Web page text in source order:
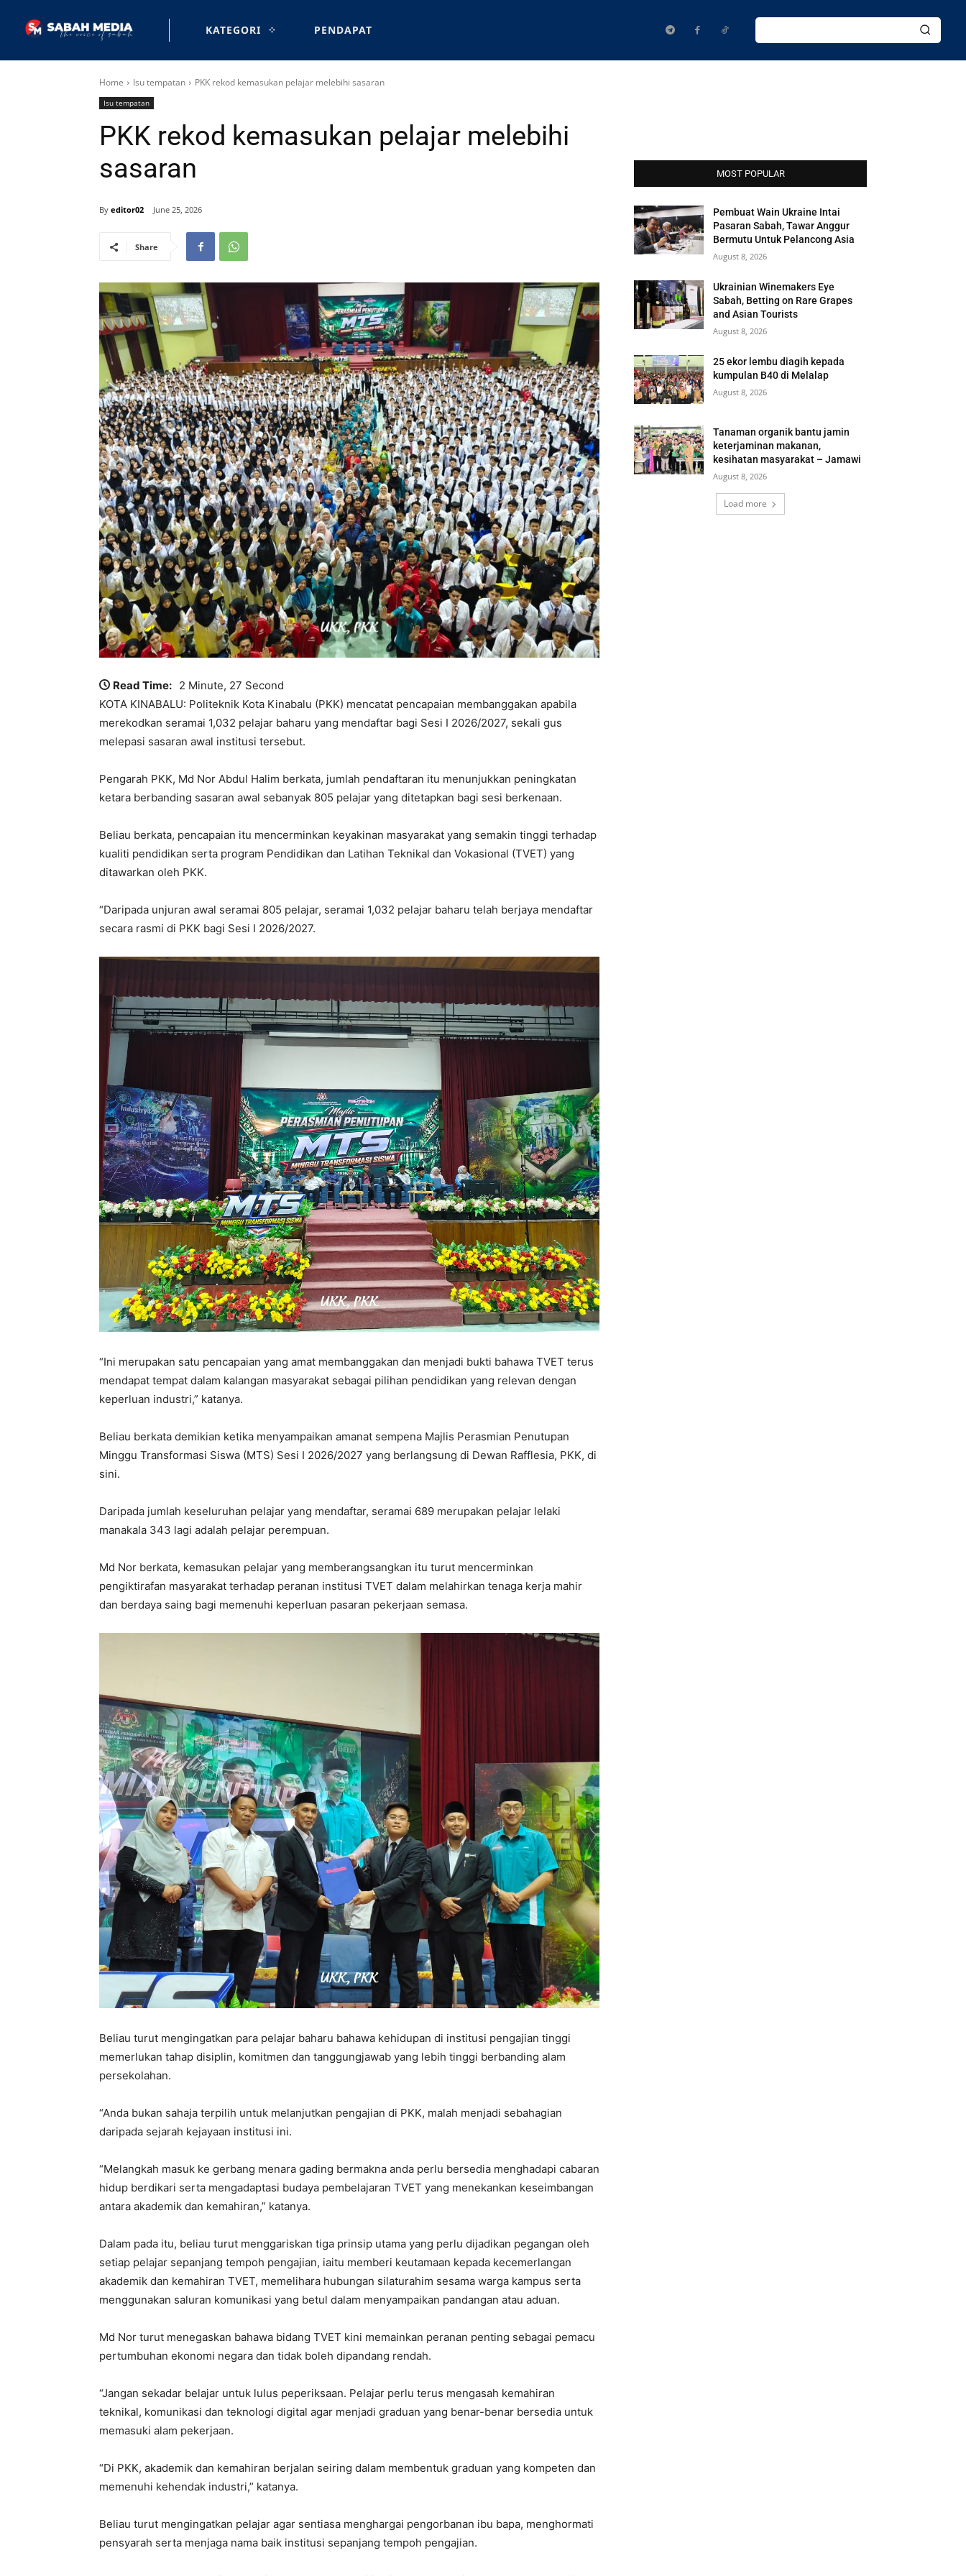
KATEGORI PENDAPAT
Home Isu tempatan PKK rekod kemasukan pelajar melebihi sasaran
Isu tempatan
PKK rekod kemasukan pelajar melebihi
sasaran
By editor02 June 25, 2026
Share
Read Time: 2 Minute, 27 Second
KOTA KINABALU: Politeknik Kota Kinabalu (PKK) mencatat pencapaian membanggakan apabila
merekodkan seramai 1,032 pelajar baharu yang mendaftar bagi Sesi I 2026/2027, sekali gus
melepasi sasaran awal institusi tersebut.
Pengarah PKK, Md Nor Abdul Halim berkata, jumlah pendaftaran itu menunjukkan peningkatan
ketara berbanding sasaran awal sebanyak 805 pelajar yang ditetapkan bagi sesi berkenaan.
Beliau berkata, pencapaian itu mencerminkan keyakinan masyarakat yang semakin tinggi terhadap
kualiti pendidikan serta program Pendidikan dan Latihan Teknikal dan Vokasional (TVET) yang
ditawarkan oleh PKK.
“Daripada unjuran awal seramai 805 pelajar, seramai 1,032 pelajar baharu telah berjaya mendaftar
secara rasmi di PKK bagi Sesi I 2026/2027.
“Ini merupakan satu pencapaian yang amat membanggakan dan menjadi bukti bahawa TVET terus
mendapat tempat dalam kalangan masyarakat sebagai pilihan pendidikan yang relevan dengan
keperluan industri,” katanya.
Beliau berkata demikian ketika menyampaikan amanat sempena Majlis Perasmian Penutupan
Minggu Transformasi Siswa (MTS) Sesi I 2026/2027 yang berlangsung di Dewan Rafflesia, PKK, di
sini.
Daripada jumlah keseluruhan pelajar yang mendaftar, seramai 689 merupakan pelajar lelaki
manakala 343 lagi adalah pelajar perempuan.
Md Nor berkata, kemasukan pelajar yang memberangsangkan itu turut mencerminkan
pengiktirafan masyarakat terhadap peranan institusi TVET dalam melahirkan tenaga kerja mahir
dan berdaya saing bagi memenuhi keperluan pasaran pekerjaan semasa.
Beliau turut mengingatkan para pelajar baharu bahawa kehidupan di institusi pengajian tinggi
memerlukan tahap disiplin, komitmen dan tanggungjawab yang lebih tinggi berbanding alam
persekolahan.
“Anda bukan sahaja terpilih untuk melanjutkan pengajian di PKK, malah menjadi sebahagian
daripada sejarah kejayaan institusi ini.
“Melangkah masuk ke gerbang menara gading bermakna anda perlu bersedia menghadapi cabaran
hidup berdikari serta mengadaptasi budaya pembelajaran TVET yang menekankan keseimbangan
antara akademik dan kemahiran,” katanya.
Dalam pada itu, beliau turut menggariskan tiga prinsip utama yang perlu dijadikan pegangan oleh
setiap pelajar sepanjang tempoh pengajian, iaitu memberi keutamaan kepada kecemerlangan
akademik dan kemahiran TVET, memelihara hubungan silaturahim sesama warga kampus serta
menggunakan saluran komunikasi yang betul dalam menyampaikan pandangan atau aduan.
Md Nor turut menegaskan bahawa bidang TVET kini memainkan peranan penting sebagai pemacu
pertumbuhan ekonomi negara dan tidak boleh dipandang rendah.
“Jangan sekadar belajar untuk lulus peperiksaan. Pelajar perlu terus mengasah kemahiran
teknikal, komunikasi dan teknologi digital agar menjadi graduan yang benar-benar bersedia untuk
memasuki alam pekerjaan.
“Di PKK, akademik dan kemahiran berjalan seiring dalam membentuk graduan yang kompeten dan
memenuhi kehendak industri,” katanya.
Beliau turut mengingatkan pelajar agar sentiasa menghargai pengorbanan ibu bapa, menghormati
pensyarah serta menjaga nama baik institusi sepanjang tempoh pengajian.
MOST POPULAR
Pembuat Wain Ukraine Intai
Pasaran Sabah, Tawar Anggur
Bermutu Untuk Pelancong Asia
August 8, 2026
Ukrainian Winemakers Eye
Sabah, Betting on Rare Grapes
and Asian Tourists
August 8, 2026
25 ekor lembu diagih kepada
kumpulan B40 di Melalap
August 8, 2026
Tanaman organik bantu jamin
keterjaminan makanan,
kesihatan masyarakat – Jamawi
August 8, 2026
Load more